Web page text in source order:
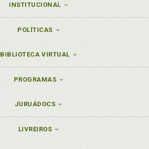
INSTITUCIONAL
POLÍTICAS
BIBLIOTECA VIRTUAL
PROGRAMAS
JURUÁDOCS
LIVREIROS